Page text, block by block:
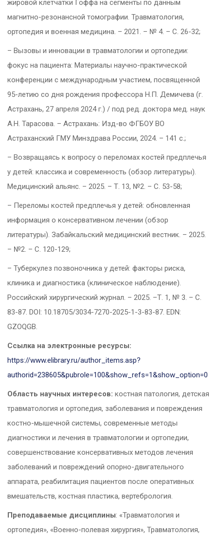
жировой клетчатки Гоффа на сегменты по данным
магнитно-резонансной томографии. Травматология,
ортопедия и военная медицина. – 2021. – № 4. – С. 26-32;
– Вызовы и инновации в травматологии и ортопедии:
фокус на пациента: Материалы научно-практической
конференции с международным участием, посвященной
95-летию со дня рождения профессора Н.П. Демичева (г.
Астрахань, 27 апреля 2024 г.) / под ред. доктора мед. наук
А.Н. Тарасова. – Астрахань: Изд-во ФГБОУ ВО
Астраханский ГМУ Минздрава России, 2024. – 141 с.;
– Возвращаясь к вопросу о переломах костей предплечья
у детей: классика и современность (обзор литературы).
Медицинский альянс. – 2025. – Т. 13, №2. – С. 53-58;
– Переломы костей предплечья у детей: обновленная
информация о консервативном лечении (обзор
литературы). Забайкальский медицинский вестник. – 2025.
– №2. – С. 120-129;
– Туберкулез позвоночника у детей: факторы риска,
клиника и диагностика (клиническое наблюдение).
Российский хирургический журнал. – 2025. –Т. 1, № 3. – С.
83-87. DOI: 10.18705/3034-7270-2025-1-3-83-87. EDN:
GZOQGB.
Ссылка на электронные ресурсы:
https://www.elibrary.ru/author_items.asp?
authorid=238605&pubrole=100&show_refs=1&show_option=0
Область научных интересов: костная патология, детская
травматология и ортопедия, заболевания и повреждения
костно-мышечной системы, современные методы
диагностики и лечения в травматологии и ортопедии,
совершенствование консервативных методов лечения
заболеваний и повреждений опорно-двигательного
аппарата, реабилитация пациентов после оперативных
вмешательств, костная пластика, вертебрология.
Преподаваемые дисциплины: «Травматология и
ортопедия», «Военно-полевая хирургия», Травматология,